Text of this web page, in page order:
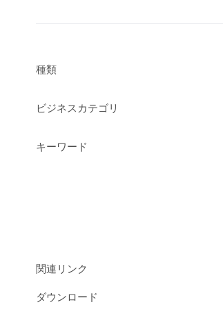
種類
ビジネスカテゴリ
キーワード
関連リンク
ダウンロード